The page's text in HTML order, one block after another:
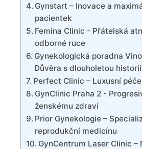
Gynstart⁢ – Inovace a
pacientek
Femina Clinic ⁣- Přátelská
odborné ruce
Gynekologická poradna
Důvěra s dlouholetou historií
Perfect Clinic – Luxusní
GynClinic Praha‌ 2 ⁢-‌
ženskému zdraví
Prior‍ Gynekologie –
reprodukční medicínu
GynCentrum Laser Clinic –